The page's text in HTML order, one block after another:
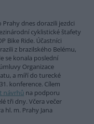
Prahy dnes dorazili jezdci
cyklistické štafety
Bike Ride. Účastníci
z brazilského Belému,
se konala poslední
Organizace
a míří do turecké
konference. Cílem
návrhů na podporu
tři dny. Včera večer
m. Prahy Jana